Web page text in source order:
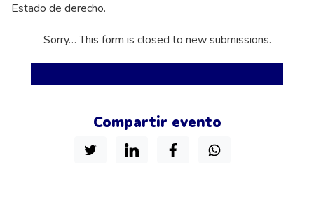
status
Sorry… This form is closed to new submissions.
Compartir evento
Estado de derecho.